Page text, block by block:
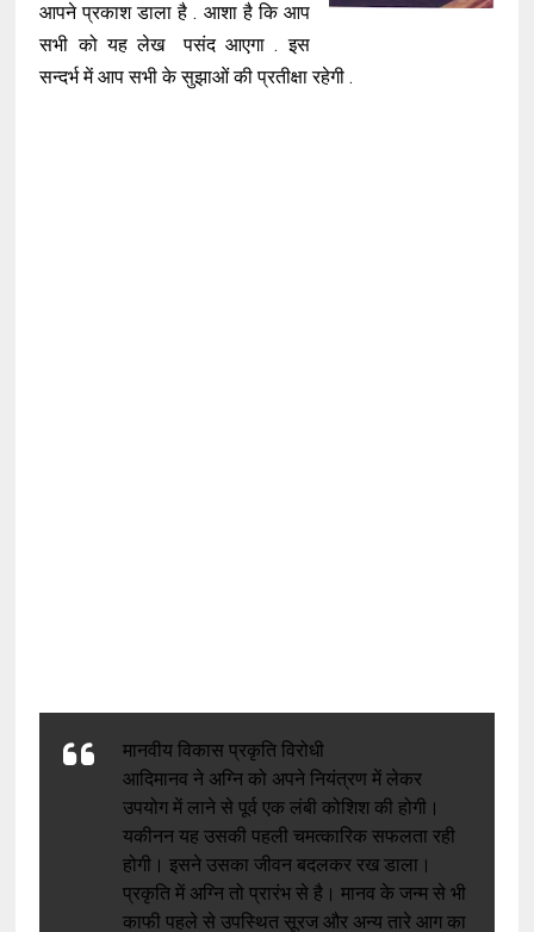
आपने प्रकाश डाला है . आशा है कि आप
सभी को यह लेख पसंद आएगा . इस
सन्दर्भ में आप सभी के सुझाओं की प्रतीक्षा रहेगी .
मानवीय विकास प्रकृति विरोधी
आदिमानव ने अग्नि को अपने नियंत्रण में लेकर
उपयोग में लाने से पूर्व एक लंबी कोशिश की होगी।
यकीनन यह उसकी पहली चमत्कारिक सफलता रही
होगी। इसने उसका जीवन बदलकर रख डाला।
प्रकृति में अग्नि तो प्रारंभ से है। मानव के जन्म से भी
काफी पहले से उपस्थित सूरज और अन्य तारे आग का